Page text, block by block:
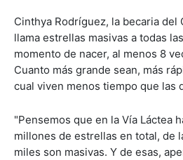
Cinthya Rodríguez, la becaria
llama estrellas masivas a todas
momento de nacer, al menos 8
Cuanto más grande sean, más
cual viven menos tiempo que las
"Pensemos que en la Vía Láctea
millones de estrellas en total, de
miles son masivas. Y de esas,